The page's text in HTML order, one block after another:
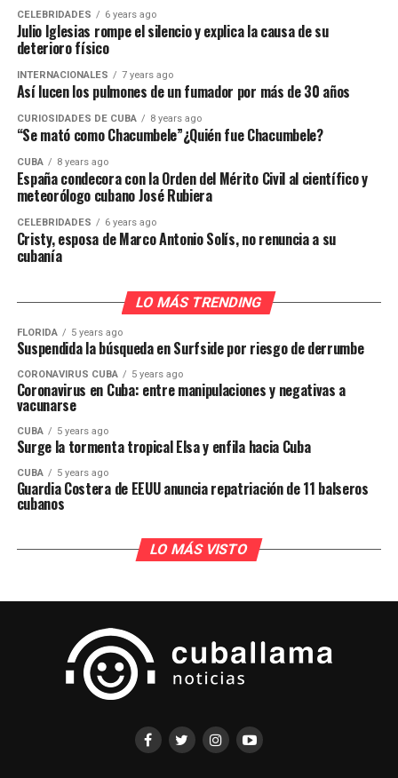
CELEBRIDADES 6 years ago
Julio Iglesias rompe el silencio y explica la causa de su
deterioro físico
INTERNACIONALES 7 years ago
Así lucen los pulmones de un fumador por más de 30 años
CURIOSIDADES DE CUBA 8 years ago
“Se mató como Chacumbele”¿Quién fue Chacumbele?
CUBA 8 years ago
España condecora con la Orden del Mérito Civil al científico y
meteorólogo cubano José Rubiera
CELEBRIDADES 6 years ago
Cristy, esposa de Marco Antonio Solís, no renuncia a su
cubanía
LO MÁS TRENDING
FLORIDA 5 years ago
Suspendida la búsqueda en Surfside por riesgo de derrumbe
CORONAVIRUS CUBA 5 years ago
Coronavirus en Cuba: entre manipulaciones y negativas a
vacunarse
CUBA 5 years ago
Surge la tormenta tropical Elsa y enfila hacia Cuba
CUBA 5 years ago
Guardia Costera de EEUU anuncia repatriación de 11 balseros
cubanos
LO MÁS VISTO